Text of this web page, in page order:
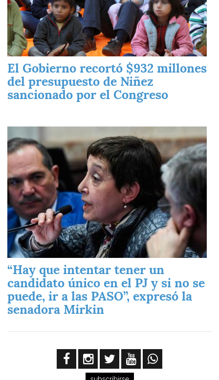
El Gobierno recortó $932 millones
del presupuesto de Niñez
sancionado por el Congreso
“Hay que intentar tener un
candidato único en el PJ y si no se
puede, ir a las PASO”, expresó la
senadora Mirkin